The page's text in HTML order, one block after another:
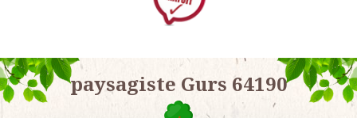
paysagiste Gurs 64190